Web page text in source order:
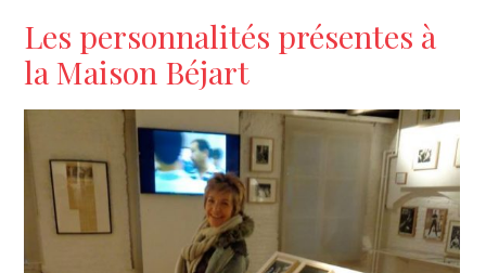
Les personnalités présentes à
la Maison Béjart